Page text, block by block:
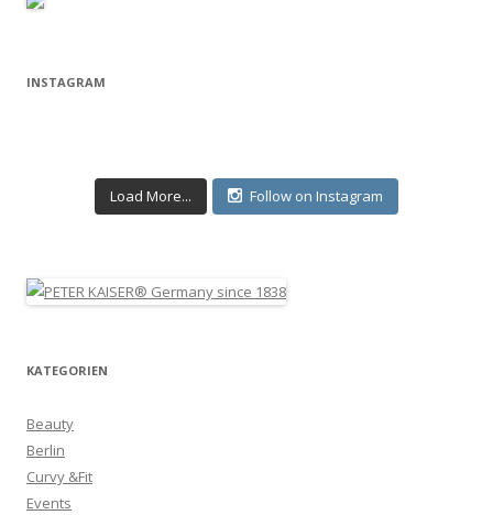
INSTAGRAM
Load More... Follow on Instagram
KATEGORIEN
Beauty
Berlin
Curvy &Fit
Events